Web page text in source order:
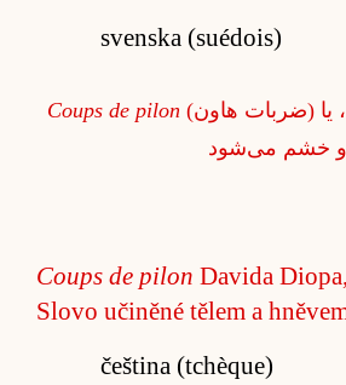
svenska (suédois)
Coups de pilon (ضربات هاون) اثر دیوید دیوپ، یا
و خشم می‌شود
Coups de pilon Davida
Slovo učiněné tělem a
čeština (tchèque)